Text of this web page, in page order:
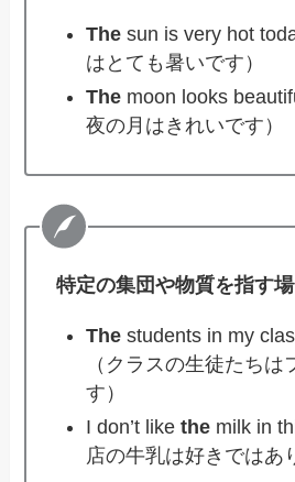
The sun is very hot
はとても暑いです）
The moon looks
夜の月はきれいです）
特定の集団や物質を指す
The students in my
（クラスの生徒たち
す）
I don’t likethe milk in
店の牛乳は好きではあ